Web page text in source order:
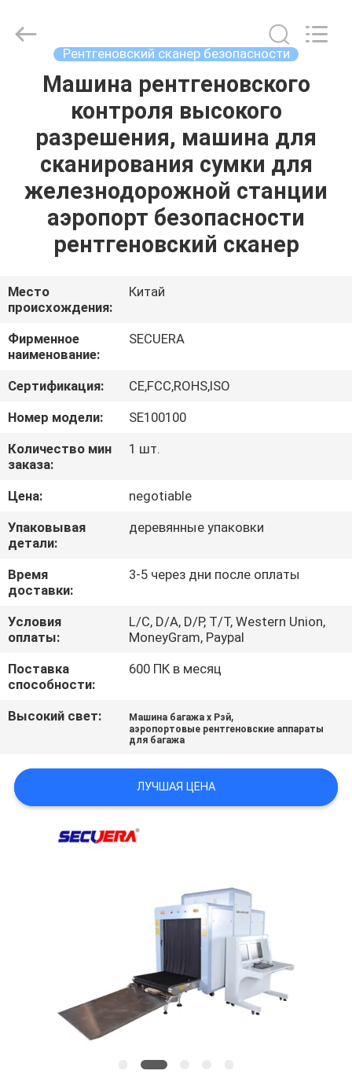
ДОМ
ПРОДУКТЫ
ПУТЕШЕСТВИЕ
ФАБРИКИ
ПРОВЕРКА
КАЧЕСТВА
СВЯЖИТЕСЬ
МЫ
СПРОСИТЕ
ЦИТАТУ
КАРТА
САЙТА
PRIVACY
POLICY
Rights
Рентгеновский сканер безопасности
Машина рентгеновского
контроля высокого
разрешения, машина для
сканирования сумки для
железнодорожной станции
аэропорт безопасности
рентгеновский сканер
Место
происхождения:
Китай
Фирменное
наименование:
SECUERA
Сертификация:
CE,FCC,ROHS,ISO
Номер модели:
SE100100
Количество мин
заказа:
1 шт.
Цена:
negotiable
Упаковывая
детали:
деревянные упаковки
Время
доставки:
3-5 через дни после оплаты
Условия
оплаты:
L/C, D/A, D/P, T/T, Western Union,
MoneyGram, Paypal
Поставка
способности:
600 ПК в месяц
Высокий свет: Машина багажа x Рэй,
аэропортовые рентгеновские аппараты
для багажа
ЛУЧШАЯ ЦЕНА